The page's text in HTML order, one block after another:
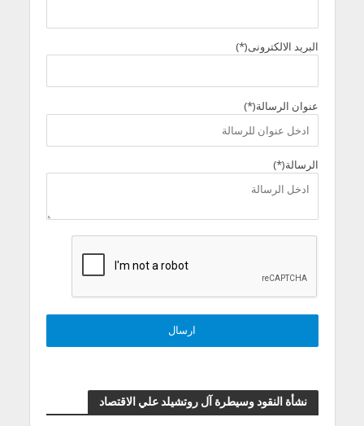
البريد الالكترونى(*)
عنوان الرسالة(*)
الرسالة(*)
نشأة النقود وسيطرة آل روتشيلد علي الاقتصاد